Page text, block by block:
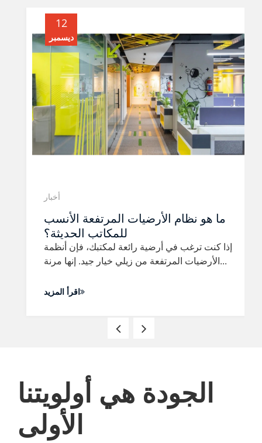
12
ديسمبر
أخبار
ما هو نظام الأرضيات المرتفعة الأنسب
للمكاتب الحديثة؟
إذا كنت ترغب في أرضية رائعة لمكتبك، فإن أنظمة
الأرضيات المرتفعة من زيلي خيار جيد. إنها مرنة...
اقرأ المزيد
الجودة هي أولويتنا
الأولى